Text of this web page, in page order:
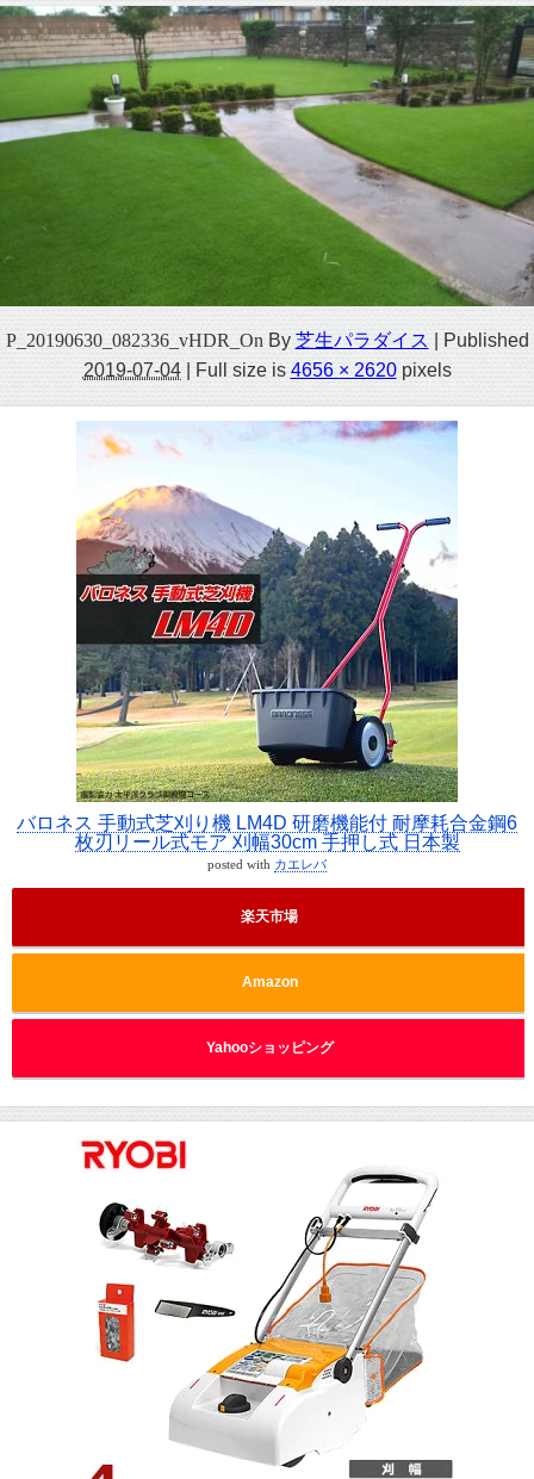
P_20190630_082336_vHDR_On By 芝生パラダイス
Published
2019-07-04
Full size is 4656 × 2620pixels
バロネス 手動式芝刈り機 LM4D 研磨機能付 耐摩耗合金鋼6
枚刃リール式モア 刈幅30cm 手押し式 日本製
posted with カエレバ
楽天市場
Amazon
Yahooショッピング